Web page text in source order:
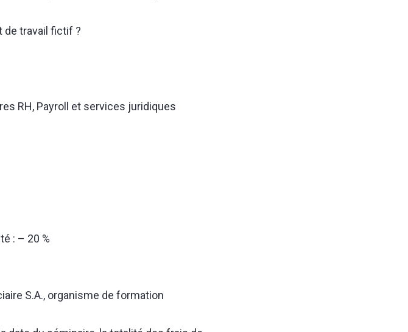
de travail fictif ?
RH, Payroll et services juridiques
: – 20 %
S.A., organisme de formation